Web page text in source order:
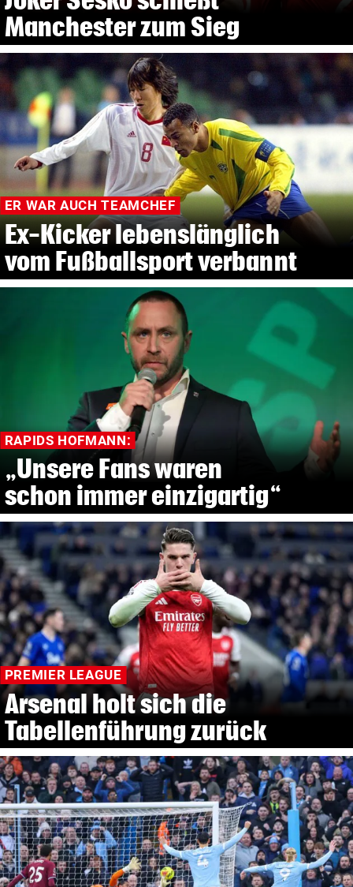
Manchester zum Sieg
ER WAR AUCH TEAMCHEF
Ex-Kicker lebenslänglich
vom Fußballsport verbannt
RAPIDS HOFMANN:
„Unsere Fans waren
schon immer einzigartig“
PREMIER LEAGUE
Arsenal holt sich die
Tabellenführung zurück